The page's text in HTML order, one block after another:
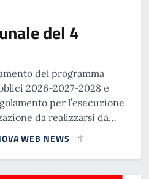
del 4
del programma
2026-2027-2028 e
per l’esecuzione
da realizzarsi da…
WEB NEWS